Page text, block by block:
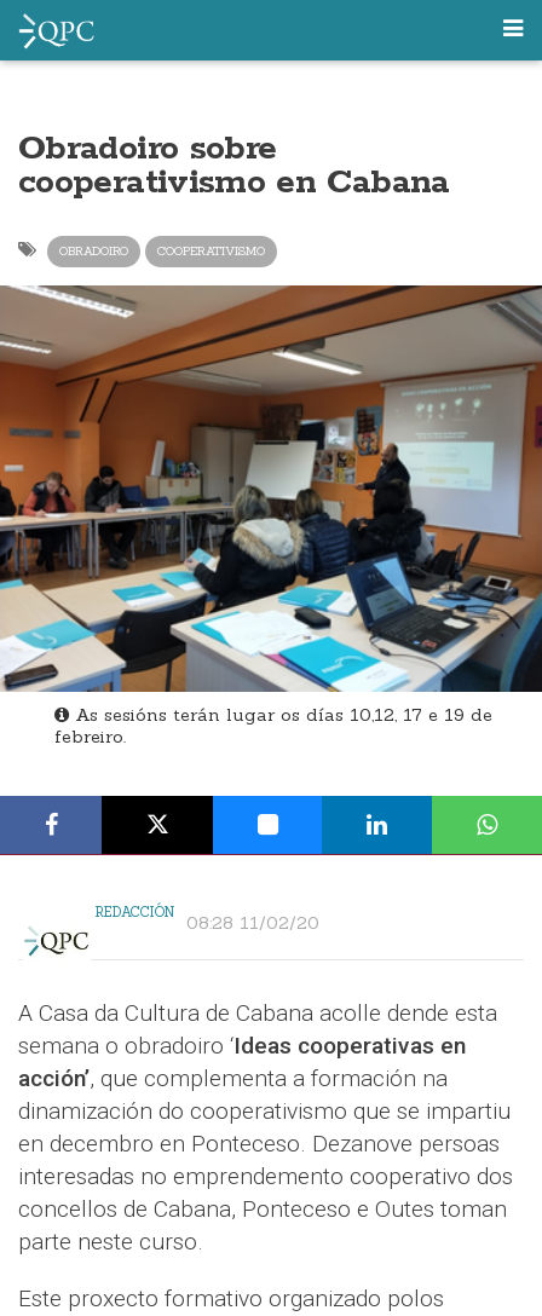
Obradoiro sobre
cooperativismo en Cabana
OBRADOIRO COOPERATIVISMO
As sesións terán lugar os días 10,12, 17 e 19 de
febreiro.
REDACCIÓN 08:28 11/02/20
A Casa da Cultura de Cabana acolle dende esta
semana o obradoiro ‘Ideas cooperativas en
acción’, que complementa a formación na
dinamización do cooperativismo que se impartiu
en decembro en Ponteceso. Dezanove persoas
interesadas no emprendemento cooperativo dos
concellos de Cabana, Ponteceso e Outes toman
parte neste curso.
Este proxecto formativo organizado polos